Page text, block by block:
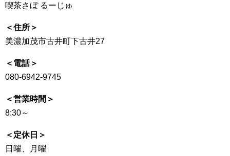
喫茶さぼ るーじゅ
＜住所＞
美濃加茂市古井町下古井27
＜電話＞
080-6942-9745
＜営業時間＞
8:30～
＜定休日＞
日曜、月曜